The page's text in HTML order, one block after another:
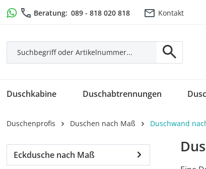
Hauptinhalt springen
Zur Suche springen
Zur Hauptnavigation springen
Beratung: 089 - 818 020 818 Kontakt
Duschkabine Duschabtrennungen
Duschenprofis Duschen nach Maß Duschwand
Eckdusche nach Maß